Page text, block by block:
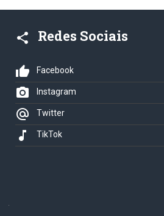
share Redes Sociais
thumb_up Facebook
photo_camera Instagram
alternate_email Twitter
music_note TikTok